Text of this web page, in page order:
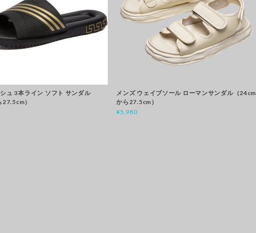
ュ 3本ライン ソフト サンダル
）
メンズ ウェイブソール ローマンサンダル（24cm
から27.5cm）
¥5,980